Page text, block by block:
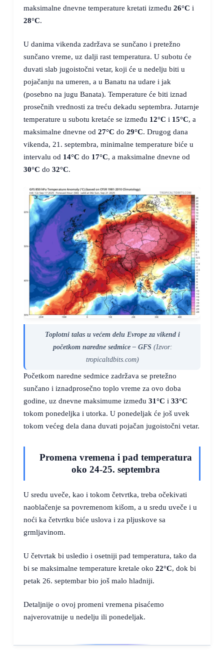
maksimalne dnevne temperature kretati između 26°C i
28°C.
U danima vikenda zadržava se sunčano i pretežno
sunčano vreme, uz dalji rast temperatura. U subotu će
duvati slab jugoistočni vetar, koji će u nedelju biti u
pojačanju na umeren, a u Banatu na udare i jak
(posebno na jugu Banata). Temperature će biti iznad
prosečnih vrednosti za treću dekadu septembra. Jutarnje
temperature u subotu kretaće se između 12°C i 15°C, a
maksimalne dnevne od 27°C do 29°C. Drugog dana
vikenda, 21. septembra, minimalne temperature biće u
intervalu od 14°C do 17°C, a maksimalne dnevne od
30°C do 32°C.
Toplotni talas u većem delu Evrope za vikend i
početkom naredne sedmice – GFS (Izvor:
tropicaltdbits.com)
Početkom naredne sedmice zadržava se pretežno
sunčano i iznadprosečno toplo vreme za ovo doba
godine, uz dnevne maksimume između 31°C i 33°C
tokom ponedeljka i utorka. U ponedeljak će još uvek
tokom većeg dela dana duvati pojačan jugoistočni vetar.
Promena vremena i pad temperatura
oko 24-25. septembra
U sredu uveče, kao i tokom četvrtka, treba očekivati
naoblačenje sa povremenom kišom, a u sredu uveče i u
noći ka četvrtku biće uslova i za pljuskove sa
grmljavinom.
U četvrtak bi usledio i osetniji pad temperatura, tako da
bi se maksimalne temperature kretale oko 22°C, dok bi
petak 26. septembar bio još malo hladniji.
Detaljnije o ovoj promeni vremena pisaćemo
najverovatnije u nedelju ili ponedeljak.